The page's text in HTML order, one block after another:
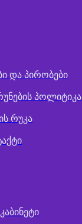
და პირობები
პოლიტიკა
რუკა